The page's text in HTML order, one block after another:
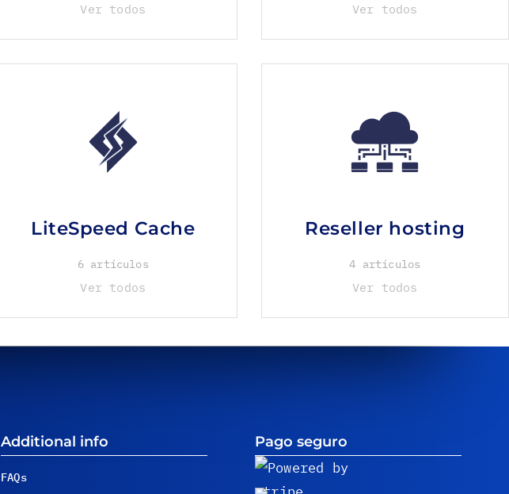
Ver todos Ver todos
LiteSpeed Cache
6 artículos
Ver todos
Reseller hosting
4 artículos
Ver todos
Additional info
FAQs
Pago seguro